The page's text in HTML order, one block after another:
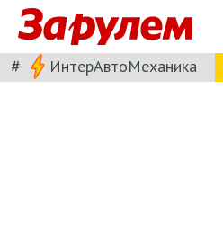
# ИнтерАвтоМеханика